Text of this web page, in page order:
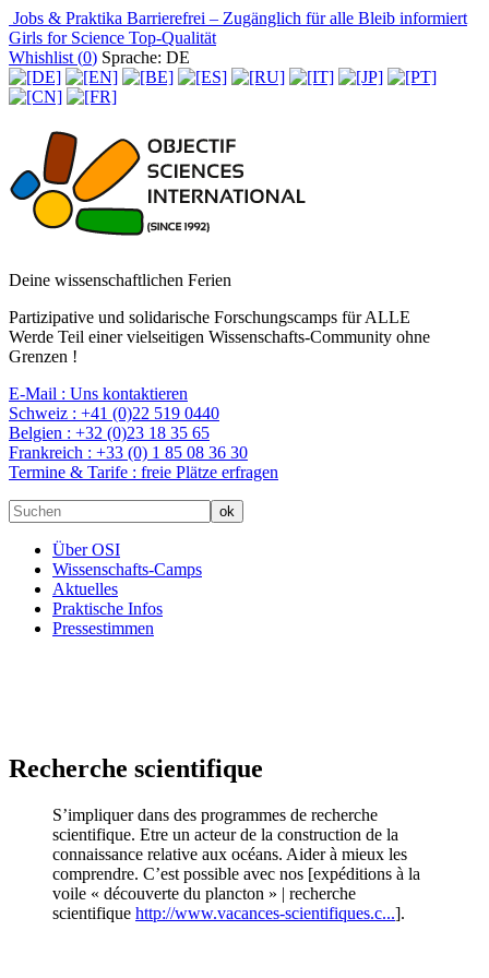
Jobs & Praktika Barrierefrei – Zugänglich für alle Bleib informiert
Girls for Science Top-Qualität
Whishlist (0) Sprache: DE
Deine wissenschaftlichen Ferien
Partizipative und solidarische Forschungscamps für ALLE
Werde Teil einer vielseitigen Wissenschafts-Community ohne
Grenzen !
E-Mail : Uns kontaktieren
Schweiz : +41 (0)22 519 0440
Belgien : +32 (0)23 18 35 65
Frankreich : +33 (0) 1 85 08 36 30
Termine & Tarife : freie Plätze erfragen
Über OSI
Wissenschafts-Camps
Aktuelles
Praktische Infos
Pressestimmen
Recherche scientifique
S’impliquer dans des programmes de recherche
scientifique. Etre un acteur de la construction de la
connaissance relative aux océans. Aider à mieux les
comprendre. C’est possible avec nos [expéditions à la
voile « découverte du plancton » | recherche
scientifique http://www.vacances-scientifiques.c...].